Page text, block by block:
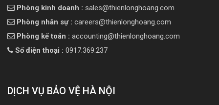
Phòng kinh doanh : sales@thienlonghoang.com
Phòng nhân sự : careers@thienlonghoang.com
Phòng kế toán : accounting@thienlonghoang.com
Số điện thoại : 0917.369.237
DỊCH VỤ BẢO VỆ HÀ NỘI